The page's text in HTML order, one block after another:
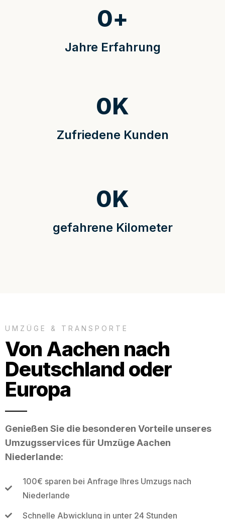
Jahre Erfahrung
0+
Zufriedene Kunden
0K
gefahrene Kilometer
0K
UMZÜGE & TRANSPORTE
Von Aachen nach
Deutschland oder
Europa
Genießen Sie die besonderen Vorteile unseres
Umzugsservices für Umzüge Aachen
Niederlande:
100€ sparen bei Anfrage Ihres Umzugs nach
Niederlande
Schnelle Abwicklung in unter 24 Stunden